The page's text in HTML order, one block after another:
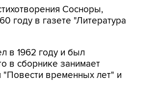
Сосноры,
году в газете "Литература
в 1962 году и был
в сборнике занимает
временных лет" и